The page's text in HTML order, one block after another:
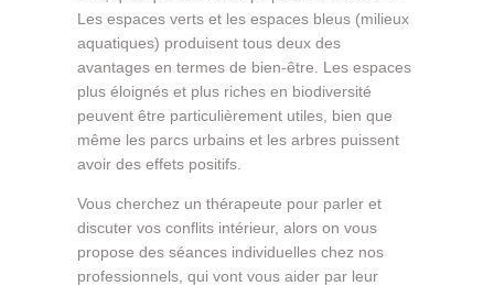
Les espaces verts et les espaces bleus (milieux
aquatiques) produisent tous deux des
avantages en termes de bien-être. Les espaces
plus éloignés et plus riches en biodiversité
peuvent être particulièrement utiles, bien que
même les parcs urbains et les arbres puissent
avoir des effets positifs.
Vous cherchez un thérapeute pour parler et
discuter vos conflits intérieur, alors on vous
propose des séances individuelles chez nos
professionnels, qui vont vous aider par leur